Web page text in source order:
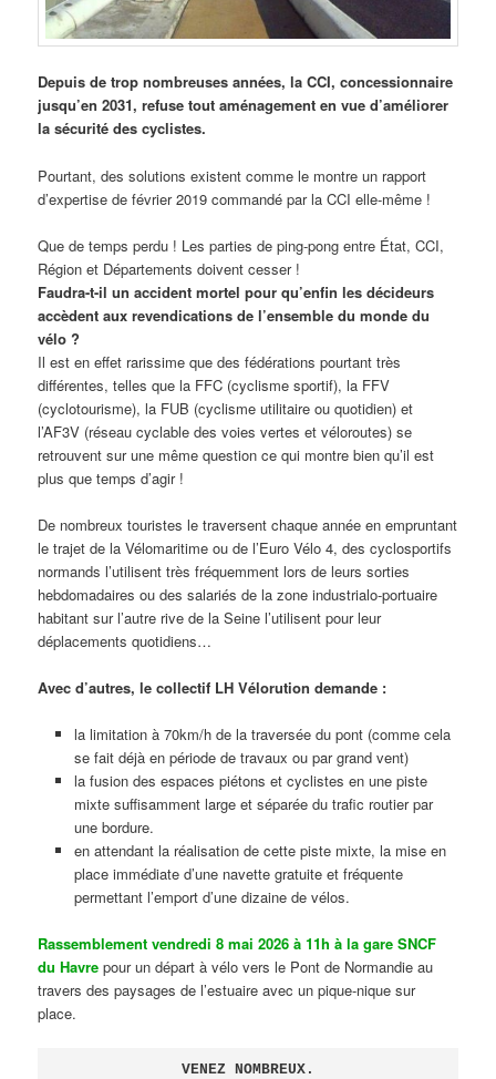
Depuis de trop nombreuses années, la CCI, concessionnaire
jusqu’en 2031, refuse tout aménagement en vue d’améliorer
la sécurité des cyclistes.
Pourtant, des solutions existent comme le montre un rapport
d’expertise de février 2019 commandé par la CCI elle-même !
Que de temps perdu ! Les parties de ping-pong entre État, CCI,
Région et Départements doivent cesser !
Faudra-t-il un accident mortel pour qu’enfin les décideurs
accèdent aux revendications de l’ensemble du monde du
vélo ?
Il est en effet rarissime que des fédérations pourtant très
différentes, telles que la FFC (cyclisme sportif), la FFV
(cyclotourisme), la FUB (cyclisme utilitaire ou quotidien) et
l’AF3V (réseau cyclable des voies vertes et véloroutes) se
retrouvent sur une même question ce qui montre bien qu’il est
plus que temps d’agir !
De nombreux touristes le traversent chaque année en empruntant
le trajet de la Vélomaritime ou de l’Euro Vélo 4, des cyclosportifs
normands l’utilisent très fréquemment lors de leurs sorties
hebdomadaires ou des salariés de la zone industrialo-portuaire
habitant sur l’autre rive de la Seine l’utilisent pour leur
déplacements quotidiens…
Avec d’autres, le collectif LH Vélorution demande :
la limitation à 70km/h de la traversée du pont (comme cela
se fait déjà en période de travaux ou par grand vent)
la fusion des espaces piétons et cyclistes en une piste
mixte suffisamment large et séparée du trafic routier par
une bordure.
en attendant la réalisation de cette piste mixte, la mise en
place immédiate d’une navette gratuite et fréquente
permettant l’emport d’une dizaine de vélos.
Rassemblement vendredi 8 mai 2026 à 11h à la gare SNCF
du Havre pour un départ à vélo vers le Pont de Normandie au
travers des paysages de l’estuaire avec un pique-nique sur
place.
VENEZ NOMBREUX.